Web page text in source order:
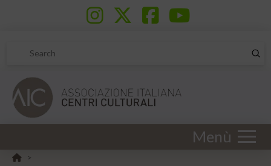
Search
Menù
HOME
>